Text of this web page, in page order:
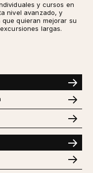
y cursos en
nivel avanzado, y
quieran mejorar su
largas.